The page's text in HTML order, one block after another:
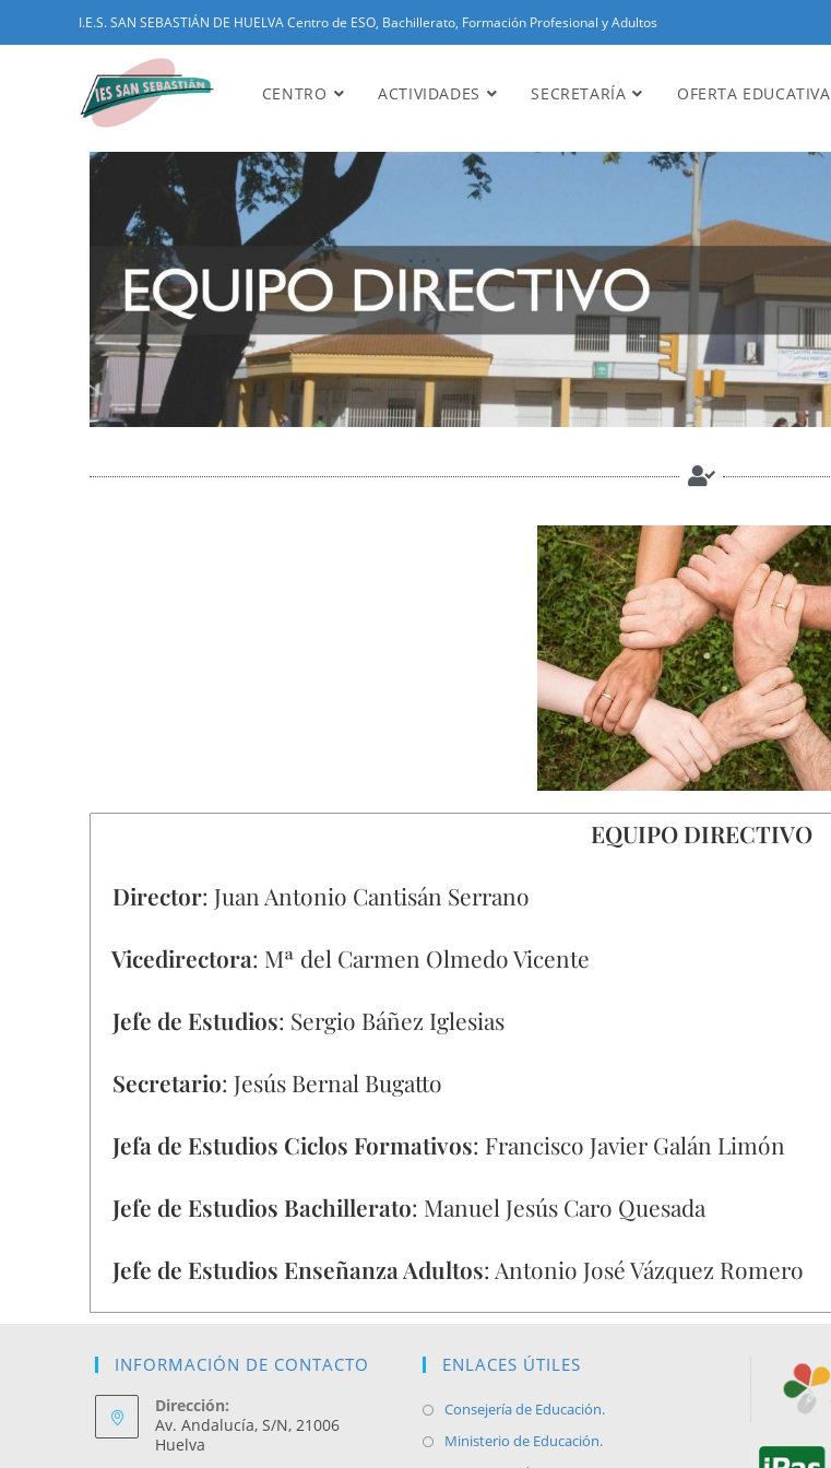
I.E.S. SAN SEBASTIÁN DE HUELVA Centro de ESO, Bachillerato, Formación Profesional y Adultos
CENTRO ACTIVIDADES SECRETARÍA OFERTA EDUCATIVA
EQUIPO DIRECTIVO
Director: Juan Antonio Cantisán Serrano
Vicedirectora: Mª del Carmen Olmedo Vicente
Jefe de Estudios: Sergio Báñez Iglesias
Secretario: Jesús Bernal Bugatto
Jefa de Estudios Ciclos Formativos: Francisco Javier Galán Limón
Jefe de Estudios Bachillerato: Manuel Jesús Caro Quesada
Jefe de Estudios Enseñanza Adultos: Antonio José Vázquez Romero
INFORMACIÓN DE CONTACTO
Dirección:
Av. Andalucía, S/N, 21006
Huelva
ENLACES ÚTILES
Consejería de Educación.
Ministerio de Educación.